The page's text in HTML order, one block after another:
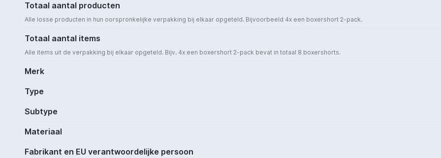
Totaal aantal producten
Alle losse producten in hun oorspronkelijke verpakking bij elkaar opgeteld. Bijvoorbeeld 4x een boxershort 2-pack.
Totaal aantal items
Alle items uit de verpakking bij elkaar opgeteld. Bijv. 4x een boxershort 2-pack bevat in totaal 8 boxershorts.
Merk
Type
Subtype
Materiaal
Fabrikant en EU verantwoordelijke persoon